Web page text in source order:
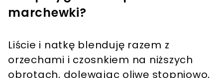
marchewki?
Liście i natkę blenduję razem z
orzechami i czosnkiem na niższych
obrotach, dolewając oliwę stopniowo,